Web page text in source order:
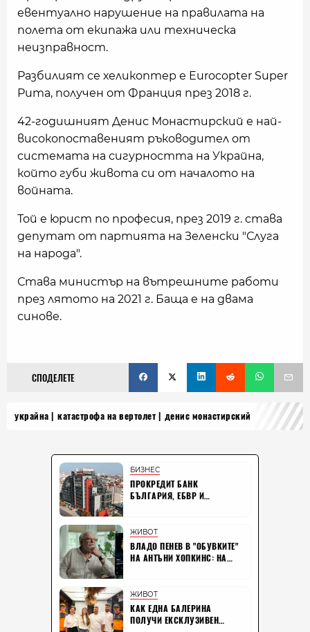
евентуално нарушение на правилата на
полета от екипажа или техническа
неизправност.
Разбилият се хеликоптер е Eurocopter Super
Puma, получен от Франция през 2018 г.
42-годишният Денис Монастирский е най-
високопоставеният ръководител от
системата на сигурността на Украйна,
който губи живота си от началото на
войната.
Той е юрист по професия, през 2019 г. става
депутат от партията на Зеленски "Слуга
на народа".
Става министър на вътрешните работи
през лятото на 2021 г. Баща е на двама
синове.
СПОДЕЛЕТЕ
украйна катастрофа на вертолет денис монастирский